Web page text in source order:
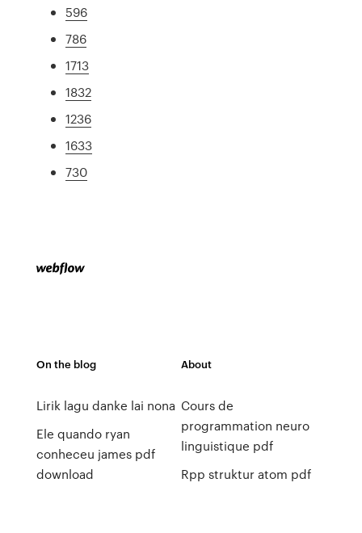
596
786
1713
1832
1236
1633
730
On the blog
Lirik lagu danke lai nona
Ele quando ryan
conheceu james pdf
download
About
Cours de
programmation neuro
linguistique pdf
Rpp struktur atom pdf